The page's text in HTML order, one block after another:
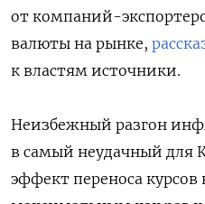
от компаний-
валюты на рынке,
к властям источники.
Неизбежный разгон
в самый неудачный
эффект переноса курсов